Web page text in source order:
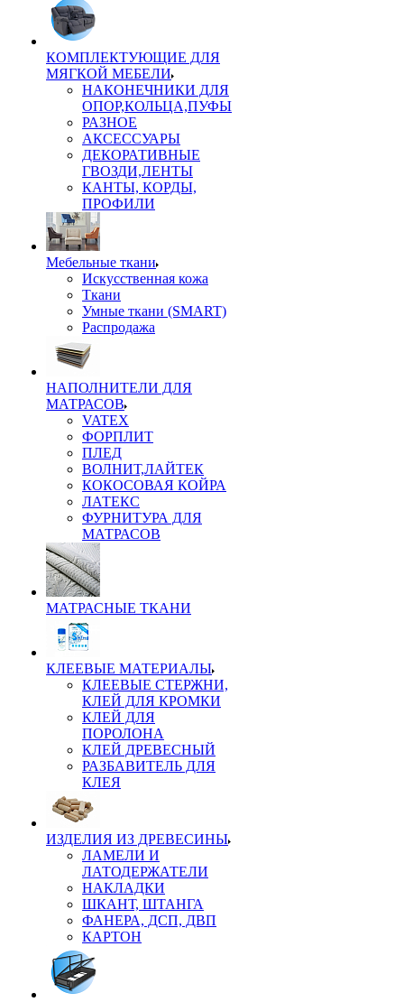
КОМПЛЕКТУЮЩИЕ ДЛЯ
МЯГКОЙ МЕБЕЛИ
НАКОНЕЧНИКИ ДЛЯ
ОПОР,КОЛЬЦА,ПУФЫ
РАЗНОЕ
АКСЕССУАРЫ
ДЕКОРАТИВНЫЕ
ГВОЗДИ,ЛЕНТЫ
КАНТЫ, КОРДЫ,
ПРОФИЛИ
Мебельные ткани
Искусственная кожа
Ткани
Умные ткани (SMART)
Распродажа
НАПОЛНИТЕЛИ ДЛЯ
МАТРАСОВ
VATEX
ФОРПЛИТ
ПЛЕД
ВОЛНИТ,ЛАЙТЕК
КОКОСОВАЯ КОЙРА
ЛАТЕКС
ФУРНИТУРА ДЛЯ
МАТРАСОВ
МАТРАСНЫЕ ТКАНИ
КЛЕЕВЫЕ МАТЕРИАЛЫ
КЛЕЕВЫЕ СТЕРЖНИ,
КЛЕЙ ДЛЯ КРОМКИ
КЛЕЙ ДЛЯ
ПОРОЛОНА
КЛЕЙ ДРЕВЕСНЫЙ
РАЗБАВИТЕЛЬ ДЛЯ
КЛЕЯ
ИЗДЕЛИЯ ИЗ ДРЕВЕСИНЫ
ЛАМЕЛИ И
ЛАТОДЕРЖАТЕЛИ
НАКЛАДКИ
ШКАНТ, ШТАНГА
ФАНЕРА, ДСП, ДВП
КАРТОН